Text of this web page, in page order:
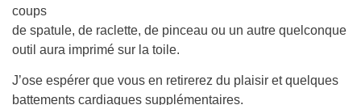
coups
de spatule, de raclette, de pinceau ou un autre quelconque
outil aura imprimé sur la toile.
J’ose espérer que vous en retirerez du plaisir et quelques
battements cardiaques supplémentaires.